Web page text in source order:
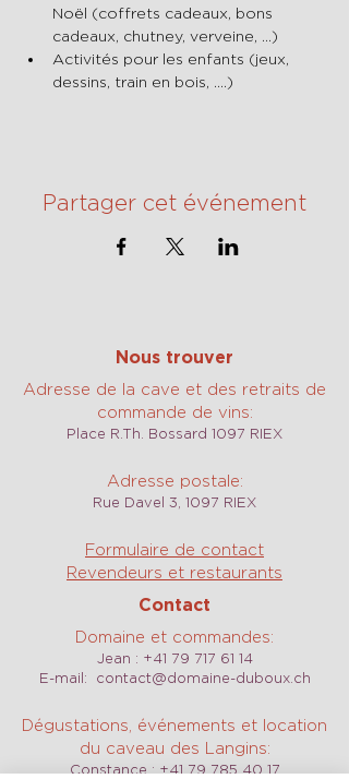
Noël (coffrets cadeaux, bons
cadeaux, chutney, verveine, ...)
Activités pour les enfants (jeux,
dessins, train en bois, ....)
Partager cet événement
Nous trouver
Adresse de la cave et des retraits de
commande de vins:
Place R.Th. Bossard 1097 RIEX
Adresse postale:
Rue Davel 3, 1097 RIEX
Formulaire de contact
Revendeurs et restaurants
Contact
Domaine et commandes:
Jean : +41 79 717 61 14
E-mail:
contact@domaine-duboux.ch
Dégustations, événements et location
du caveau des Langins:
Constance : +41 79 785 40 17